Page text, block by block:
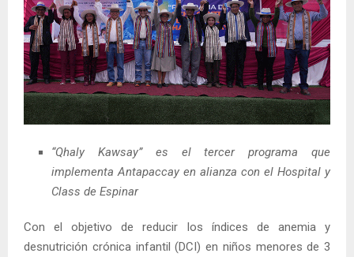
“Qhaly Kawsay”es el tercer programa que
implementa Antapaccay en alianza con el Hospital y
Class de Espinar
Con el objetivo de reducir los índices de anemia y
desnutrición crónica infantil (DCI) en niños menores de 3